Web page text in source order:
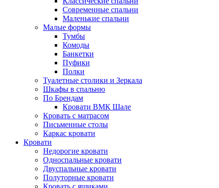
Современные спальни
Маленькие спальни
Малые формы
Тумбы
Комоды
Банкетки
Пуфики
Полки
Туалетные столики и Зеркала
Шкафы в спальню
По Брендам
Кровати ВМК Шале
Кровать с матрасом
Письменные столы
Каркас кровати
Кровати
Недорогие кровати
Односпальные кровати
Двуспальные кровати
Полуторные кровати
Кровать с ящиками